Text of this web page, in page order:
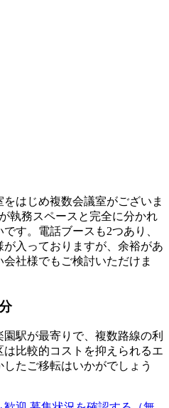
はじめ複数会議室がございま
執務スペースと完全に分かれ
す。電話ブースも2つあり、
入っておりますが、余裕があ
社様でもご検討いただけま
駅が最寄りで、複数路線の利
比較的コストを抑えられるエ
たご移転はいかがでしょう